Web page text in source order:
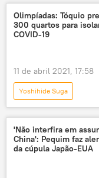
Ásia e Oceania
Japão
Tóquio
Olimpíadas: Tóquio
300 quartos para
COVID-19
11 de abril 2021, 17:58
Yoshihide Suga
Situação da COVID-19
Mundo
COVID-19
'Não interfira em
China': Pequim faz
da cúpula Japão-EUA